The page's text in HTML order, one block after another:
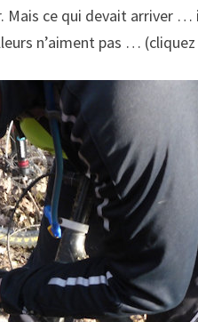
ce qui devait arriver …
n’aiment pas …